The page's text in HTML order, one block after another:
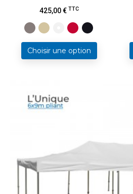
Prix
425,00 € TTC
Choisir une option